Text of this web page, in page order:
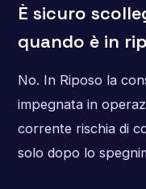
È sicuro
quando è in
No. In Riposo la
impegnata in
corrente rischia di
solo dopo lo